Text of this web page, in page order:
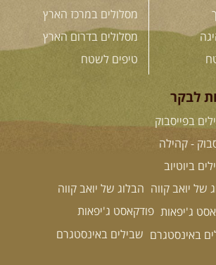
מסלולים במרכז הארץ
מסלולים בדרום הארץ
טיפים לשטח
לבקר
בפייסבוק
- קהילה
ביוטיוב
הבלוג של יואב קווה
פודקאסט ג'יפאות
שבילים באינסטגרם